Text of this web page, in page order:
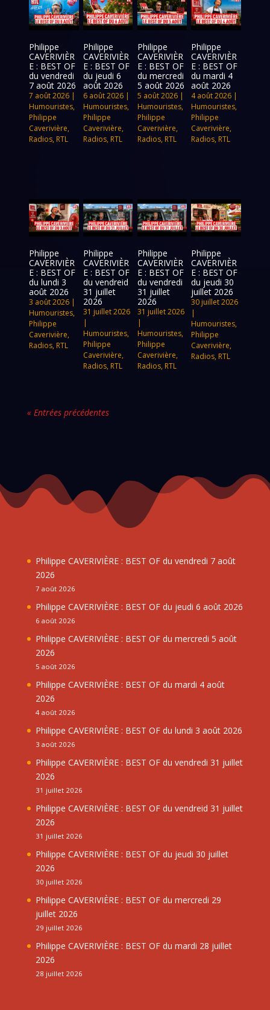
Philippe
CAVERIVIÈR
E : BEST OF
du vendredi
7 août 2026
7 août 2026 |
Humouristes,
Philippe
Caverivière,
Radios, RTL
Philippe
CAVERIVIÈR
E : BEST OF
du jeudi 6
août 2026
6 août 2026|
Humouristes,
Philippe
Caverivière,
Radios, RTL
Philippe
CAVERIVIÈR
E : BEST OF
du mercredi
5 août 2026
5 août 2026|
Humouristes,
Philippe
Caverivière,
Radios, RTL
Philippe
CAVERIVIÈR
E : BEST OF
du mardi 4
août 2026
4 août 2026 |
Humouristes,
Philippe
Caverivière,
Radios, RTL
Philippe
CAVERIVIÈR
E : BEST OF
du lundi 3
août 2026
3 août 2026 |
Humouristes,
Philippe
Caverivière,
Radios, RTL
Philippe
CAVERIVIÈR
E : BEST OF
du vendreid
31 juillet
2026
31 juillet 2026
|
Humouristes,
Philippe
Caverivière,
Radios, RTL
Philippe
CAVERIVIÈR
E : BEST OF
du vendredi
31 juillet
2026
31 juillet 2026
|
Humouristes,
Philippe
Caverivière,
Radios, RTL
Philippe
CAVERIVIÈR
E : BEST OF
du jeudi 30
juillet 2026
30 juillet 2026
|
Humouristes,
Philippe
Caverivière,
Radios, RTL
« Entrées précédentes
Philippe CAVERIVIÈRE : BEST OF du vendredi 7 août
2026
7 août 2026
Philippe CAVERIVIÈRE : BEST OF du jeudi 6 août 2026
6 août 2026
Philippe CAVERIVIÈRE : BEST OF du mercredi 5 août
2026
5 août 2026
Philippe CAVERIVIÈRE : BEST OF du mardi 4 août
2026
4 août 2026
Philippe CAVERIVIÈRE : BEST OF du lundi 3 août 2026
3 août 2026
Philippe CAVERIVIÈRE : BEST OF du vendredi 31 juillet
2026
31 juillet 2026
Philippe CAVERIVIÈRE : BEST OF du vendreid 31 juillet
2026
31 juillet 2026
Philippe CAVERIVIÈRE : BEST OF du jeudi 30 juillet
2026
30 juillet 2026
Philippe CAVERIVIÈRE : BEST OF du mercredi 29
juillet 2026
29 juillet 2026
Philippe CAVERIVIÈRE : BEST OF du mardi 28 juillet
2026
28 juillet 2026